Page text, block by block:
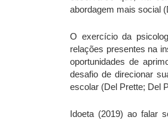
abordagem mais social
O exercício da
relações presentes na
oportunidades de
desafio de direcionar
escolar (Del Prette; Del
Idoeta (2019) ao falar